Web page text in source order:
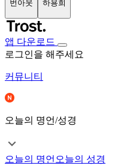
번아웃 하용희
앱 다운로드
로그인을 해주세요
커뮤니티
오늘의 명언/성경
오늘의 명언 오늘의 성경